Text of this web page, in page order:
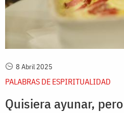
8 Abril 2025
PALABRAS DE ESPIRITUALIDAD
Quisiera ayunar,